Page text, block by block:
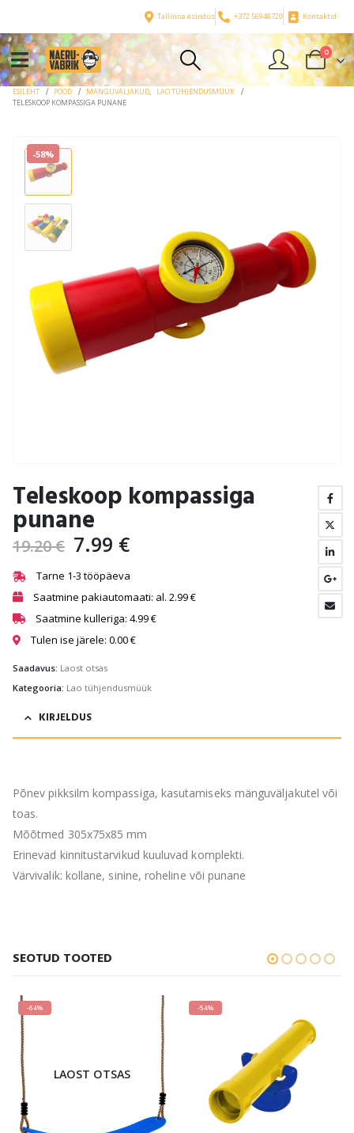
Tallinna esindus +372 56948720 Kontaktid
0
ESILEHT POOD MÄNGUVÄLJAKUD,
LAO TÜHJENDUSMÜÜK
TELESKOOP KOMPASSIGA PUNANE
-58%
Teleskoop kompassiga
punane
19.20€ 7.99 €
Tarne 1-3 tööpäeva
Saatmine pakiautomaati: al. 2.99€
Saatmine kulleriga: 4.99€
Tulen ise järele: 0.00€
Saadavus: Laost otsas
Kategooria: Lao tühjendusmüük
KIRJELDUS
Põnev pikksilm kompassiga, kasutamiseks mänguväljakutel või
toas.
Mõõtmed 305x75x85 mm
Erinevad kinnitustarvikud kuuluvad komplekti.
Värvivalik: kollane, sinine, roheline või punane
SEOTUD TOOTED
-64%
LAOST OTSAS
-54%